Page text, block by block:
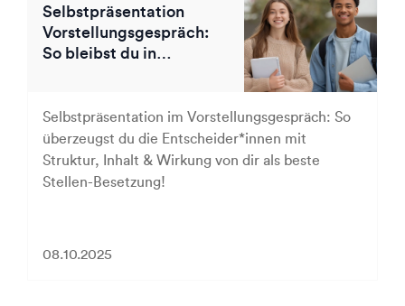
Selbstpräsentation
Vorstellungsgespräch:
So bleibst du in
Selbstpräsentation im Vorstellungsgespräch: So
überzeugst du die Entscheider*innen mit
Struktur, Inhalt & Wirkung von dir als beste
Stellen-Besetzung!
08.10.2025